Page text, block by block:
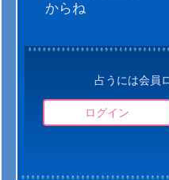
からね
占うには会員
ログイン